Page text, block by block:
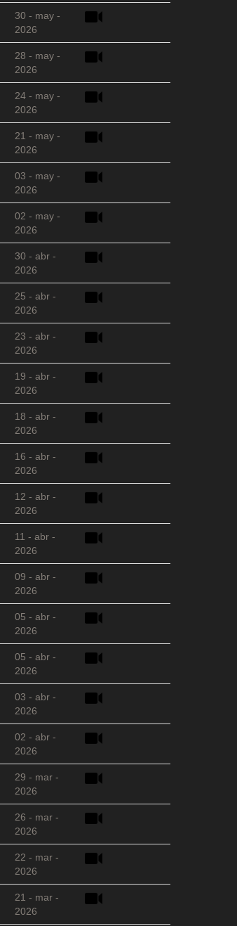
30 - may -
2026
28 - may -
2026
24 - may -
2026
21 - may -
2026
03 - may -
2026
02 - may -
2026
30 - abr -
2026
25 - abr -
2026
23 - abr -
2026
19 - abr -
2026
18 - abr -
2026
16 - abr -
2026
12 - abr -
2026
11 - abr -
2026
09 - abr -
2026
05 - abr -
2026
05 - abr -
2026
03 - abr -
2026
02 - abr -
2026
29 - mar -
2026
26 - mar -
2026
22 - mar -
2026
21 - mar -
2026